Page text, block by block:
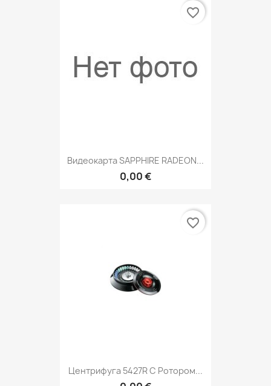
Видеокарта SAPPHIRE RADEON...
0,00 €
favorite_border
Центрифуга 5427R С Ротором...
favorite_border